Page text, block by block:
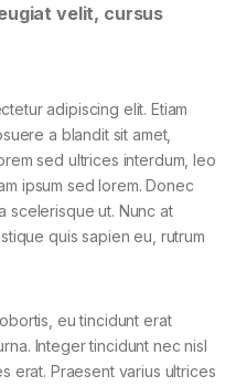
velit, cursus
adipiscing elit. Etiam
a blandit sit amet,
sed ultrices interdum, leo
ipsum sed lorem. Donec
scelerisque ut. Nunc at
quis sapien eu, rutrum
eu tincidunt erat
Integer tincidunt nec nisl
erat. Praesent varius ultrices